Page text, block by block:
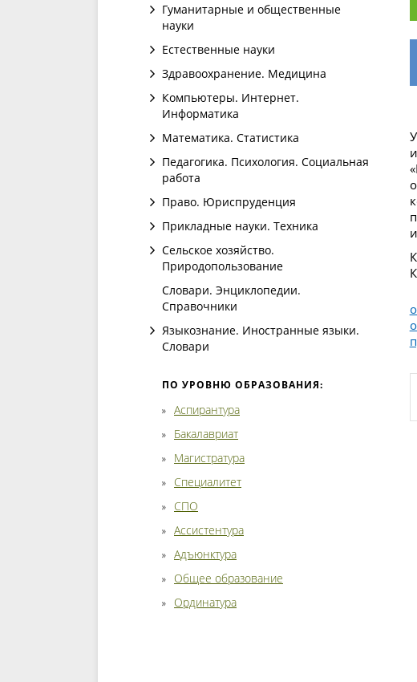
Гуманитарные и общественные
науки
Естественные науки
Здравоохранение. Медицина
Компьютеры. Интернет.
Информатика
Математика. Статистика
Педагогика. Психология. Социальная
работа
Право. Юриспруденция
Прикладные науки. Техника
Сельское хозяйство.
Природопользование
Словари. Энциклопедии.
Справочники
Языкознание. Иностранные языки.
Словари
ПО УРОВНЮ ОБРАЗОВАНИЯ:
Аспирантура
Бакалавриат
Магистратура
Специалитет
СПО
Ассистентура
Адъюнктура
Общее образование
Ординатура